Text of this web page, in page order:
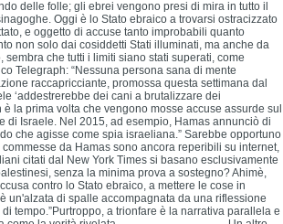
delle folle; gli ebrei vengono presi di mira in tutto il
Oggi è lo Stato ebraico a trovarsi ostracizzato
e oggetto di accuse tanto improbabili quanto
non solo dai cosiddetti Stati illuminati, ma anche da
sembra che tutti i limiti siano stati superati, come
Telegraph: “Nessuna persona sana di mente
raccapricciante, promossa questa settimana dal
‘addestrerebbe dei cani a brutalizzare dei
volta che vengono mosse accuse assurde sul
di Israele. Nel 2015, ad esempio, Hamas annunciò di
che agisse come spia israeliana.” Sarebbe opportuno
da Hamas sono ancora reperibili su internet,
citati dal New York Times si basano esclusivamente
senza la minima prova a sostegno? Ahimè,
contro lo Stato ebraico, a mettere le cose in
un'alzata di spalle accompagnata da una riflessione
tempo.”Purtroppo, a trionfare è la narrativa parallela e